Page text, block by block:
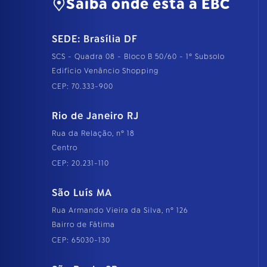
Saiba onde está a EBC
SEDE: Brasília DF
SCS - Quadra 08 - Bloco B 50/60 - 1º Subsolo
Edifício Venâncio Shopping
CEP: 70.333-900
Rio de Janeiro RJ
Rua da Relação, nº 18
Centro
CEP: 20.231-110
São Luís MA
Rua Armando Vieira da Silva, nº 126
Bairro de Fátima
CEP: 65030-130